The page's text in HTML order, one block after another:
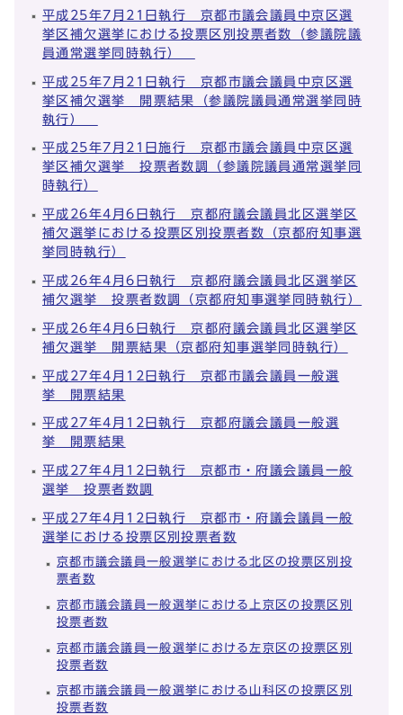
平成25年7月21日執行 京都市議会議員中京区選
挙区補欠選挙における投票区別投票者数（参議院議
員通常選挙同時執行）
平成25年7月21日執行 京都市議会議員中京区選
挙区補欠選挙 開票結果（参議院議員通常選挙同時
執行）
平成25年7月21日施行 京都市議会議員中京区選
挙区補欠選挙 投票者数調（参議院議員通常選挙同
時執行）
平成26年4月6日執行 京都府議会議員北区選挙区
補欠選挙における投票区別投票者数（京都府知事選
挙同時執行）
平成26年4月6日執行 京都府議会議員北区選挙区
補欠選挙 投票者数調（京都府知事選挙同時執行）
平成26年4月6日執行 京都府議会議員北区選挙区
補欠選挙 開票結果（京都府知事選挙同時執行）
平成27年4月12日執行 京都市議会議員一般選
挙 開票結果
平成27年4月12日執行 京都府議会議員一般選
挙 開票結果
平成27年4月12日執行 京都市・府議会議員一般
選挙 投票者数調
平成27年4月12日執行 京都市・府議会議員一般
選挙における投票区別投票者数
京都市議会議員一般選挙における北区の投票区別投
票者数
京都市議会議員一般選挙における上京区の投票区別
投票者数
京都市議会議員一般選挙における左京区の投票区別
投票者数
京都市議会議員一般選挙における山科区の投票区別
投票者数